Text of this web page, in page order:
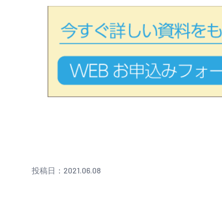
投稿日：2021.06.08